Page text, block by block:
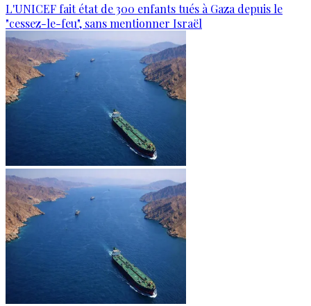
L'UNICEF fait état de 300 enfants tués à Gaza depuis le
"cessez-le-feu", sans mentionner Israël